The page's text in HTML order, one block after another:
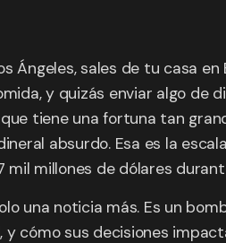
Ángeles, sales de tu casa
y quizás enviar algo de
tiene una fortuna tan
absurdo. Esa es la
millones de dólares
una noticia más. Es un
y cómo sus decisiones